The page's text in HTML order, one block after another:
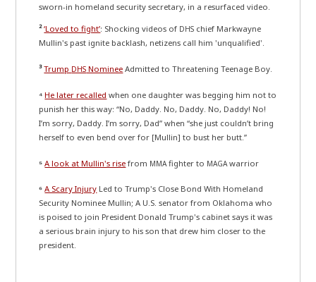
sworn-in home­land secu­ri­ty secre­ta­ry, in a resur­faced video.
² ‘Loved to fight’: Shocking vide­os of DHS chief Mark­way­ne
Mullin's past ignite back­lash, neti­zens call him 'unqua­li­fi­ed'.
³ Trump DHS Nomi­nee Admit­ted to Threa­tening Teenage Boy.
⁴ He later recal­led when one daugh­ter was begging him not to
punish her this way: “No, Dad­dy. No, Dad­dy. No, Dad­dy! No!
I’m sor­ry, Dad­dy. I’m sor­ry, Dad” when “she just couldn’t bring
hers­elf to even bend over for [Mul­lin] to bust her butt.”
⁵ A look at Mullin's rise from MMA figh­ter to MAGA warrior
⁶ A Sca­ry Inju­ry Led to Trump's Clo­se Bond With Home­land
Secu­ri­ty Nomi­nee Mul­lin; A U.S. sena­tor from Okla­ho­ma who
is poi­sed to join Pre­si­dent Donald Trump's cabi­net says it was
a serious brain inju­ry to his son that drew him clo­ser to the
president.